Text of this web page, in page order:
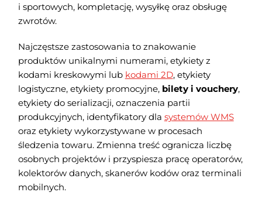
i sportowych, kompletację, wysyłkę oraz obsługę
zwrotów.
Najczęstsze zastosowania to znakowanie
produktów unikalnymi numerami, etykiety z
kodami kreskowymi lub kodami 2D, etykiety
logistyczne, etykiety promocyjne, bilety i vouchery,
etykiety do serializacji, oznaczenia partii
produkcyjnych, identyfikatory dla systemów WMS
oraz etykiety wykorzystywane w procesach
śledzenia towaru. Zmienna treść ogranicza liczbę
osobnych projektów i przyspiesza pracę operatorów,
kolektorów danych, skanerów kodów oraz terminali
mobilnych.